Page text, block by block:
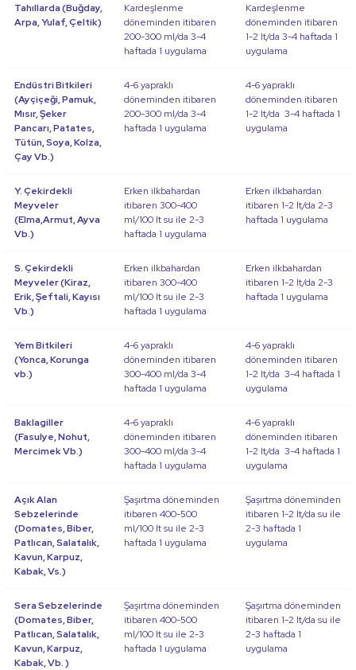
Tahıllarda (Buğday,
Arpa, Yulaf, Çeltik)
Kardeşlenme
döneminden itibaren
200-300 ml/da 3-4
haftada 1 uygulama
Kardeşlenme
döneminden itibaren
1-2 lt/da 3-4 haftada 1
uygulama
Endüstri Bitkileri
(Ayçiçeği, Pamuk,
Mısır, Şeker
Pancarı, Patates,
Tütün, Soya, Kolza,
Çay Vb.)
4-6 yapraklı
döneminden itibaren
200-300 ml/da 3-4
haftada 1 uygulama
4-6 yapraklı
döneminden itibaren
1-2 lt/da 3-4 haftada 1
uygulama
Y. Çekirdekli
Meyveler
(Elma,Armut, Ayva
Vb.)
Erken ilkbahardan
itibaren 300-400
ml/100 lt su ile 2-3
haftada 1 uygulama
Erken ilkbahardan
itibaren 1-2 lt/da 2-3
haftada 1 uygulama
S. Çekirdekli
Meyveler (Kiraz,
Erik, Şeftali, Kayısı
Vb.)
Erken ilkbahardan
itibaren 300-400
ml/100 lt su ile 2-3
haftada 1 uygulama
Erken ilkbahardan
itibaren 1-2 lt/da 2-3
haftada 1 uygulama
Yem Bitkileri
(Yonca, Korunga
vb.)
4-6 yapraklı
döneminden itibaren
300-400 ml/da 3-4
haftada 1 uygulama
4-6 yapraklı
döneminden itibaren
1-2 lt/da 3-4 haftada 1
uygulama
Baklagiller
(Fasulye, Nohut,
Mercimek Vb.)
4-6 yapraklı
döneminden itibaren
300-400 ml/da 3-4
haftada 1 uygulama
4-6 yapraklı
döneminden itibaren
1-2 lt/da 3-4 haftada 1
uygulama
Açık Alan
Sebzelerinde
(Domates, Biber,
Patlıcan, Salatalık,
Kavun, Karpuz,
Kabak, Vs.)
Şaşırtma döneminden
itibaren 400-500
ml/100 lt su ile 2-3
haftada 1 uygulama
Şaşırtma döneminden
itibaren 1-2 lt/da su ile
2-3 haftada 1
uygulama
Sera Sebzelerinde
(Domates, Biber,
Patlıcan, Salatalık,
Kavun, Karpuz,
Kabak, Vb. )
Şaşırtma döneminden
itibaren 400-500
ml/100 lt su ile 2-3
haftada 1 uygulama
Şaşırtma döneminden
itibaren 1-2 lt/da su ile
2-3 haftada 1
uygulama